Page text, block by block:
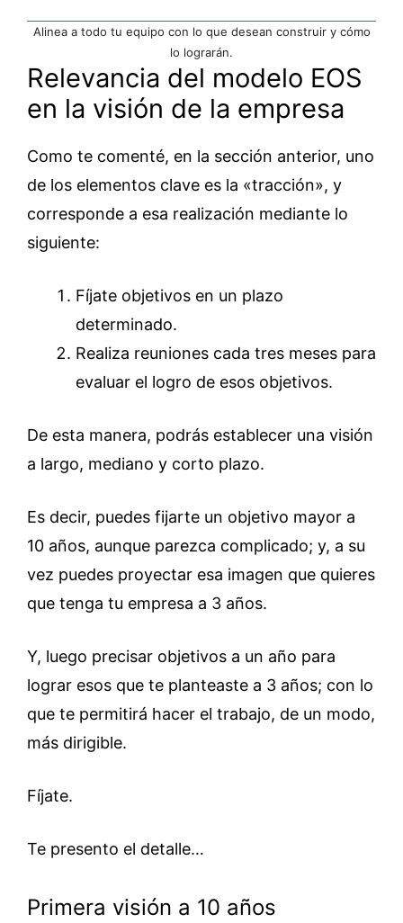
Alinea a todo tu equipo con lo que desean construir y cómo
lo lograrán.
Relevancia del modelo EOS
en la visión de la empresa
Como te comenté, en la sección anterior, uno
de los elementos clave es la «tracción», y
corresponde a esa realización mediante lo
siguiente:
Fíjate objetivos en un plazo
determinado.
Realiza reuniones cada tres meses para
evaluar el logro de esos objetivos.
De esta manera, podrás establecer una visión
a largo, mediano y corto plazo.
Es decir, puedes fijarte un objetivo mayor a
10 años, aunque parezca complicado; y, a su
vez puedes proyectar esa imagen que quieres
que tenga tu empresa a 3 años.
Y, luego precisar objetivos a un año para
lograr esos que te planteaste a 3 años; con lo
que te permitirá hacer el trabajo, de un modo,
más dirigible.
Fíjate.
Te presento el detalle…
Primera visión a 10 años